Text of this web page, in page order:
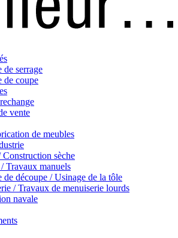
de serrage
de coupe
vente
de meubles
sèche
Travaux manuels
de découpe / Usinage de la tôle
/ Travaux de menuiserie lourds
navale